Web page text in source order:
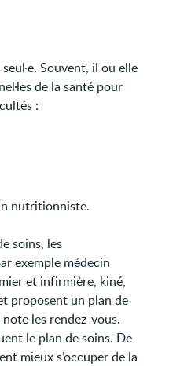
Souvent, il ou elle
de la santé pour
:
nutritionniste.
soins, les
exemple médecin
et infirmière, kiné,
proposent un plan de
les rendez-vous.
le plan de soins. De
mieux s’occuper de la